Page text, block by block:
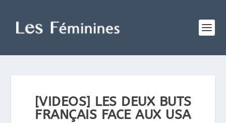
[VIDEOS] LES DEUX BUTS
FRANÇAIS FACE AUX USA